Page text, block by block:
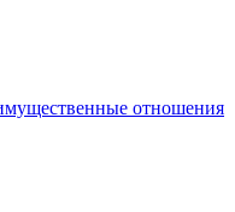
отношения